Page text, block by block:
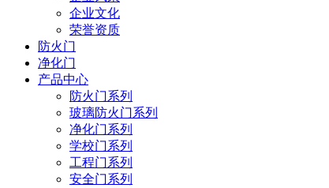
企业文化
荣誉资质
防火门
净化门
产品中心
防火门系列
玻璃防火门系列
净化门系列
学校门系列
工程门系列
安全门系列